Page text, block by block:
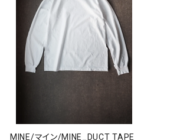
MINE/マイン/MINE_DUCT TAPE